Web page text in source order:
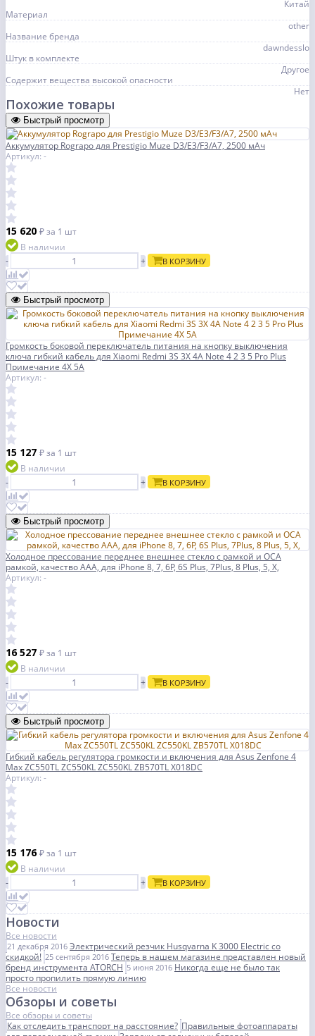
Китай
Материал
other
Название бренда
dawndesslo
Штук в комплекте
Другое
Содержит вещества высокой опасности
Нет
Похожие товары
Быстрый просмотр
Аккумулятор Rograpo для Prestigio Muze D3/E3/F3/A7, 2500 мАч
Артикул: -
15 620 ₽за 1 шт
В наличии
-
+ В КОРЗИНУ
Быстрый просмотр
Громкость боковой переключатель питания на кнопку выключения
ключа гибкий кабель для Xiaomi Redmi 3S 3X 4A Note 4 2 3 5 Pro Plus
Примечание 4X 5A
Артикул: -
15 127 ₽за 1 шт
В наличии
-
+ В КОРЗИНУ
Быстрый просмотр
Холодное прессование переднее внешнее стекло с рамкой и OCA
рамкой, качество AAA, для iPhone 8, 7, 6P, 6S Plus, 7Plus, 8 Plus, 5, X,
Артикул: -
16 527 ₽за 1 шт
В наличии
-
+ В КОРЗИНУ
Быстрый просмотр
Гибкий кабель регулятора громкости и включения для Asus Zenfone 4
Max ZC550TL ZC550KL ZC550KL ZB570TL X018DC
Артикул: -
15 176₽за 1 шт
В наличии
-
+ В КОРЗИНУ
Новости
Все новости
21 декабря 2016 Электрический резчик Husqvarna K 3000 Electric со
скидкой! 25 сентября 2016 Теперь в нашем магазине представлен новый
бренд инструмента ATORCH 5 июня 2016 Никогда еще не было так
просто пропилить прямую линию
Все новости
Обзоры и советы
Все обзоры и советы
Как отследить транспорт на расстояние? Правильные фотоаппараты